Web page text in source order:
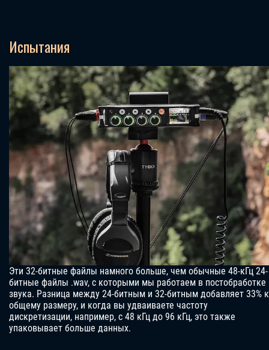
Испытания
Эти 32-битные файлы намного больше, чем обычные 48-кГц 24-
битные файлы .wav, с которыми мы работаем в постобработке
звука. Разница между 24-битным и 32-битным добавляет 33% к
общему размеру, и когда вы удваиваете частоту
дискретизации, например, с 48 кГц до 96 кГц, это также
упаковывает больше данных.